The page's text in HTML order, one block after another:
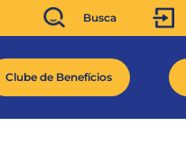
Busca
Clube de Benefícios